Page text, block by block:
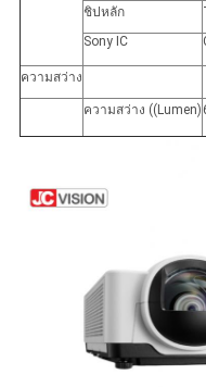
ชิปหลัก
Sony IC
ความสว่าง
ความสว่าง ((Lumen)